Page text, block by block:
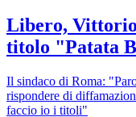
Libero,
titolo "Patata
Il sindaco di Roma:
rispondere di
faccio io i titoli"